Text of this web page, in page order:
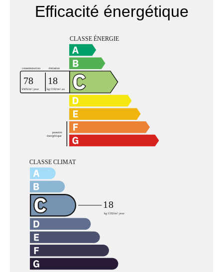
Efficacité énergétique